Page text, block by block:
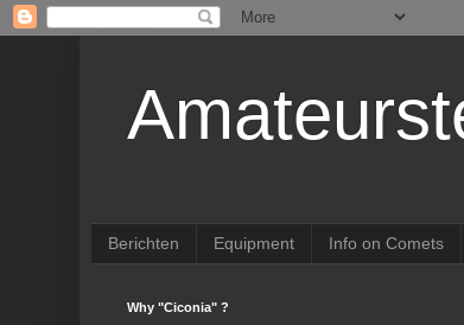
Berichten Equipment Info on Comets
Why "Ciconia" ?